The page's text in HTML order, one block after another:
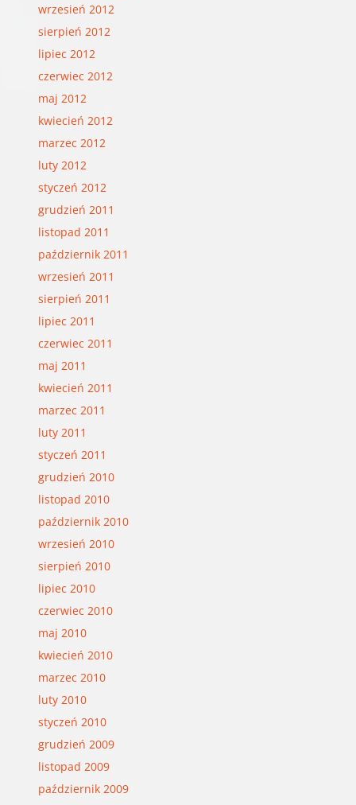
wrzesień 2012
sierpień 2012
lipiec 2012
czerwiec 2012
maj 2012
kwiecień 2012
marzec 2012
luty 2012
styczeń 2012
grudzień 2011
listopad 2011
październik 2011
wrzesień 2011
sierpień 2011
lipiec 2011
czerwiec 2011
maj 2011
kwiecień 2011
marzec 2011
luty 2011
styczeń 2011
grudzień 2010
listopad 2010
październik 2010
wrzesień 2010
sierpień 2010
lipiec 2010
czerwiec 2010
maj 2010
kwiecień 2010
marzec 2010
luty 2010
styczeń 2010
grudzień 2009
listopad 2009
październik 2009